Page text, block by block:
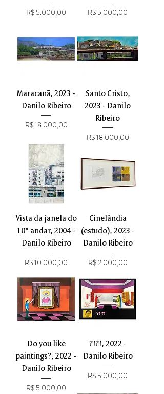
Preço
R$ 5.000,00 Preço
R$ 5.000,00
Maracanã, 2023 -
Danilo Ribeiro
Preço
R$ 18.000,00
Santo Cristo,
2023 - Danilo
Ribeiro
Preço
R$ 18.000,00
Vista da janela do
10° andar, 2004 -
Danilo Ribeiro
Preço
R$ 10.000,00
Cinelândia
(estudo), 2023 -
Danilo Ribeiro
Preço
R$ 2.000,00
Do you like
paintings?, 2022 -
Danilo Ribeiro
Preço
R$ 5.000,00
?!?!, 2022 -
Danilo Ribeiro
Preço
R$ 5.000,00